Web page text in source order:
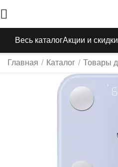
Весь каталогАкции и скидки
Главная / Каталог / Товары